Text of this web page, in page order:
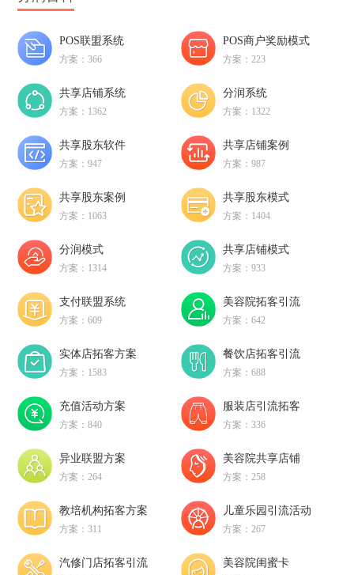
POS联盟系统
方案：366
POS商户奖励模式
方案：223
共享店铺系统
方案：1362
分润系统
方案：1322
共享股东软件
方案：947
共享店铺案例
方案：987
共享股东案例
方案：1063
共享股东模式
方案：1404
分润模式
方案：1314
共享店铺模式
方案：933
支付联盟系统
方案：609
美容院拓客引流
方案：642
实体店拓客方案
方案：1583
餐饮店拓客引流
方案：688
充值活动方案
方案：840
服装店引流拓客
方案：336
异业联盟方案
方案：264
美容院共享店铺
方案：258
教培机构拓客方案
方案：311
儿童乐园引流活动
方案：267
汽修门店拓客引流 美容院闺蜜卡